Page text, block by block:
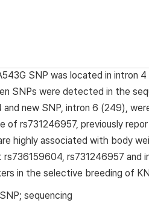
SNP within the
gene
Korean native chickens
to identify the position of
KNCs. A total of 128 KNCs
SNP was located in intron
SNPs were detected in the
new SNP, intron 6 (249),
rs731246957, previously
highly associated with body
rs731246957 and
in the selective breeding of
sequencing